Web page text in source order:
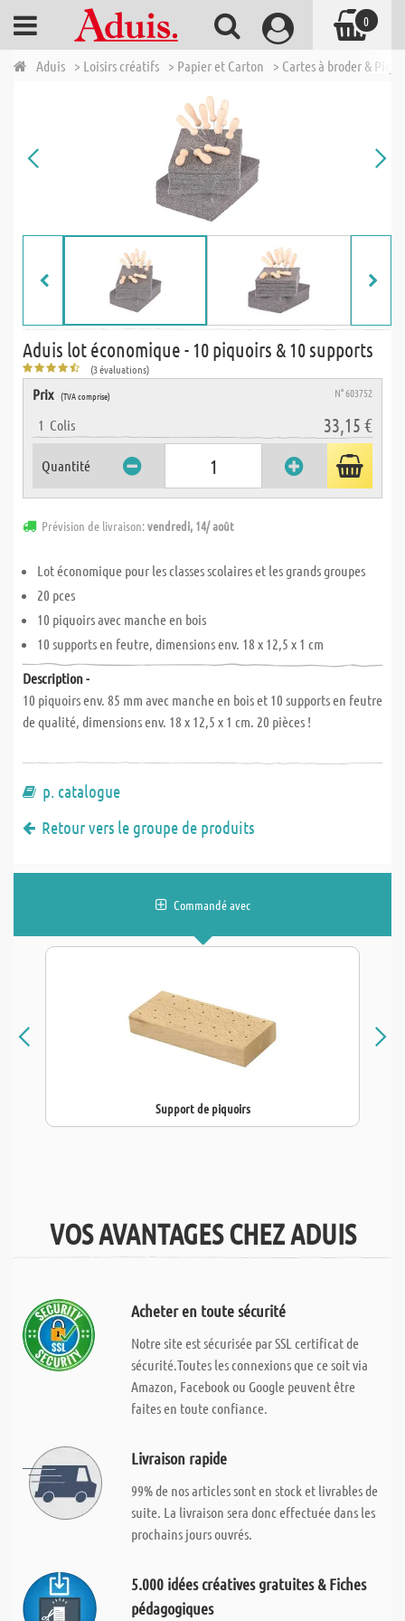
Aduis > Loisirs créatifs > Papier et Carton > Cartes à broder &
Aduis lot économique - 10 piquoirs & 10 supports
(3 évaluations)
Prix (TVA comprise) N° 603752
1 Colis 33,15 €
Quantité
Prévision de livraison:vendredi, 14/ août
Lot économique pour les classes scolaires et les grands groupes
20 pces
10 piquoirs avec manche en bois
10 supports en feutre, dimensions env. 18 x 12,5 x 1 cm
Description -
10 piquoirs env. 85 mm avec manche en bois et 10 supports en feutre
de qualité, dimensions env. 18 x 12,5 x 1 cm. 20 pièces !
p. catalogue
Retour vers le groupe de produits
Commandé avec
Support de piquoirs
VOS AVANTAGES CHEZ ADUIS
Acheter en toute sécurité
Notre site est sécurisée par SSL certificat de
sécurité.Toutes les connexions que ce soit via
Amazon, Facebook ou Google peuvent être
faites en toute confiance.
Livraison rapide
99% de nos articles sont en stock et livrables de
suite. La livraison sera donc effectuée dans les
prochains jours ouvrés.
5.000 idées créatives gratuites & Fiches
pédagogiques
0